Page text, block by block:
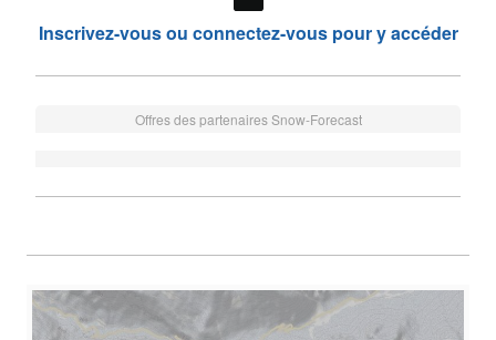
Inscrivez-vous ou connectez-vous pour y accéder
Offres des partenaires Snow-Forecast